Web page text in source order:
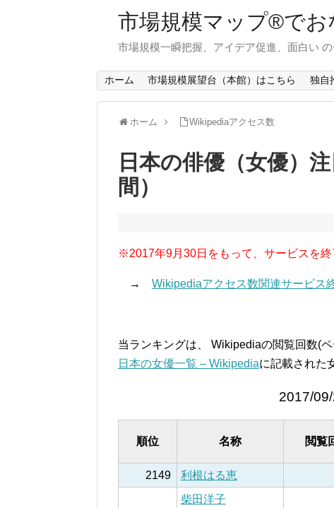
市場規模マップ®でお
市場規模一瞬把握、アイデア促進、面白い
ホーム 市場規模展望台（本館）はこちら 独自
ホーム Wikipediaアクセス数
日本の俳優（女優）
間）
※2017年9月30日をもって、サービスを終
→ Wikipediaアクセス数関連サービス
当ランキングは、 Wikipediaの閲覧回数(
日本の女優一覧 – Wikipediaに記載された
2017/
順位 名称 閲覧
2149
利根はる恵
柴田洋子